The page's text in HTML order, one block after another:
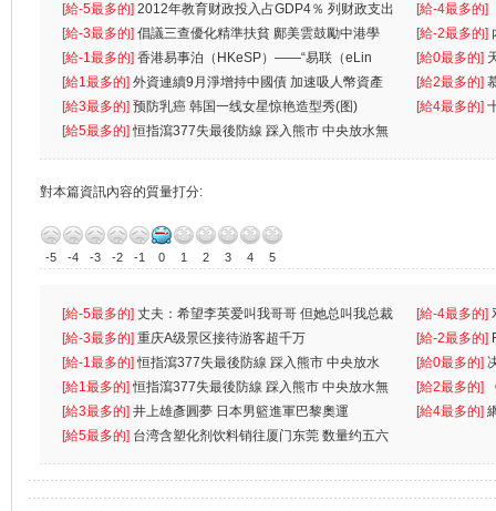
[給-5最多的] 2012年教育财政投入占GDP4％ 列财政支出
首位
[給-4最多的]
一
[給-3最多的] 倡議三查優化精準扶貧 鄺美雲鼓勵中港學
生
[給-2最多的]
人
[給-1最多的] 香港易事泊（HKeSP）——“易联（eLin
k）”项目
[給0最多的]
[給1最多的] 外資連續9月淨增持中國債 加速吸人幣資產 [給2最多的]
[給3最多的] 预防乳癌 韩国一线女星惊艳造型秀(图) [給4最多的]
[給5最多的]恒指瀉377失最後防線 踩入熊市 中央放水無
對本篇資訊內容的質量打分:
-5 -4 -3 -2 -1 0 1 2 3 4 5
[給-5最多的] 丈夫：希望李英爱叫我哥哥 但她总叫我总裁
先
[給-4最多的]
离
[給-3最多的] 重庆A级景区接待游客超千万 [給-2最多的]
[給-1最多的]恒指瀉377失最後防線 踩入熊市 中央放水
無
[給0最多的]
[給1最多的]恒指瀉377失最後防線 踩入熊市 中央放水無 [給2最多的]
[給3最多的] 井上雄彥圓夢 日本男籃進軍巴黎奧運 [給4最多的]
[給5最多的] 台湾含塑化剂饮料销往厦门东莞 数量约五六